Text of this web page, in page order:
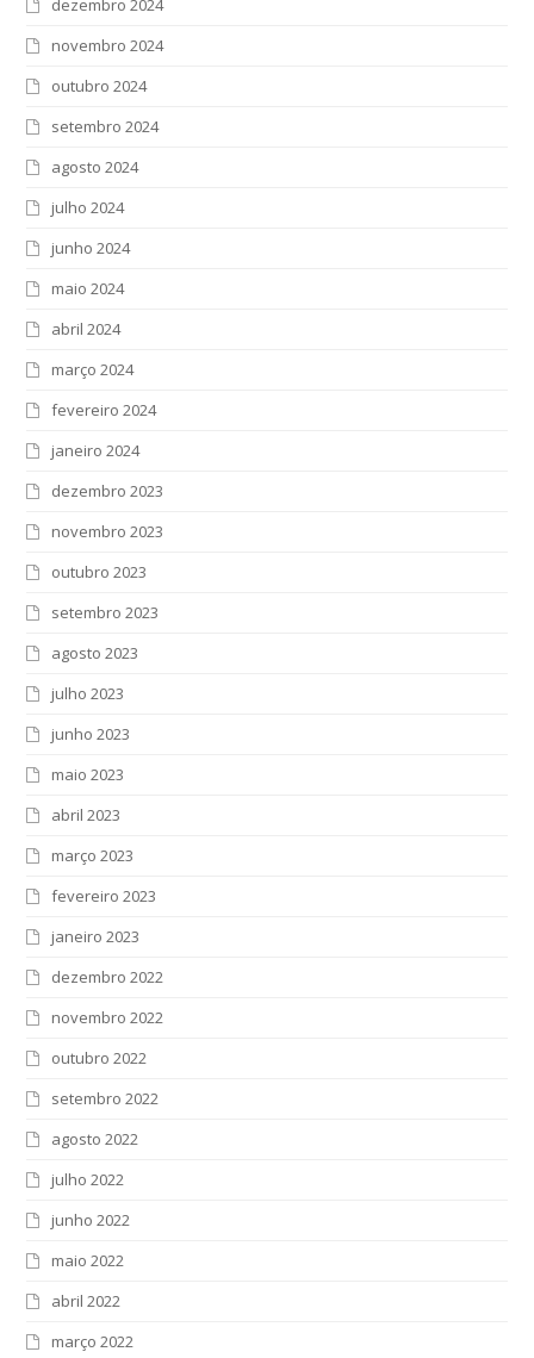
dezembro 2024
novembro 2024
outubro 2024
setembro 2024
agosto 2024
julho 2024
junho 2024
maio 2024
abril 2024
março 2024
fevereiro 2024
janeiro 2024
dezembro 2023
novembro 2023
outubro 2023
setembro 2023
agosto 2023
julho 2023
junho 2023
maio 2023
abril 2023
março 2023
fevereiro 2023
janeiro 2023
dezembro 2022
novembro 2022
outubro 2022
setembro 2022
agosto 2022
julho 2022
junho 2022
maio 2022
abril 2022
março 2022